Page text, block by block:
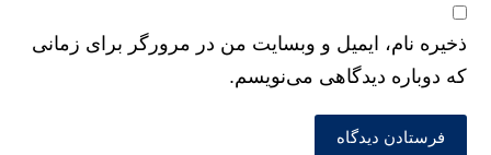
ذخیره نام، ایمیل و وبسایت من در مرورگر برای زمانی
که دوباره دیدگاهی می‌نویسم.
فرستادن دیدگاه